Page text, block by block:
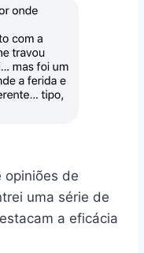
opiniões de
uma série de
a eficácia